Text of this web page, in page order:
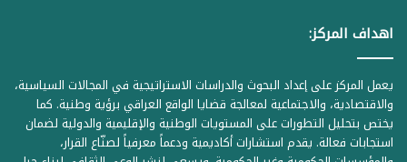
اهداف المركز:
يعمل المركز على إعداد البحوث والدراسات الاستراتيجية في المجالات السياسية،
والاقتصادية، والاجتماعية لمعالجة قضايا الواقع العراقي برؤية وطنية. كما
يختص بتحليل التطورات على المستويات الوطنية والإقليمية والدولية لضمان
استجابات فعالة. يقدم استشارات أكاديمية ودعماً معرفياً لصنّاع القرار،